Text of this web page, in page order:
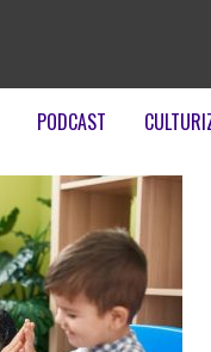
PODCAST